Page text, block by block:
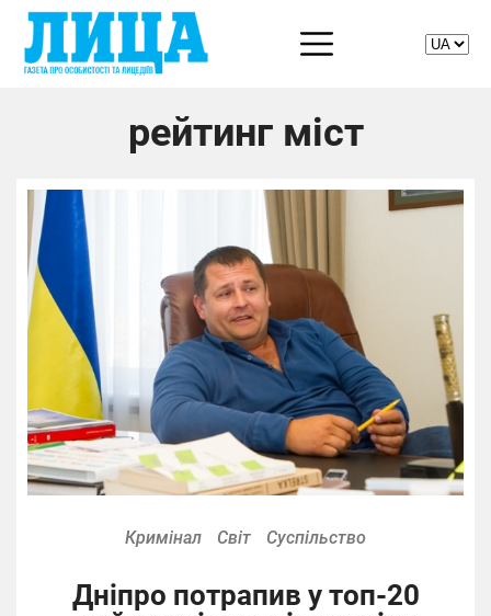
рейтинг міст
Кримінал Світ Суспільство
Дніпро потрапив у топ-20